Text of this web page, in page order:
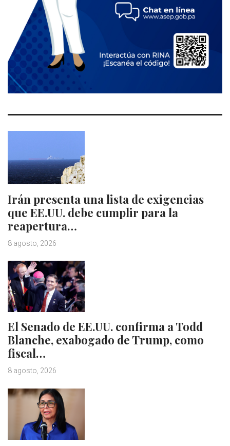
Irán presenta una lista de exigencias
que EE.UU. debe cumplir para la
reapertura…
8 agosto, 2026
El Senado de EE.UU. confirma a Todd
Blanche, exabogado de Trump, como
fiscal…
8 agosto, 2026